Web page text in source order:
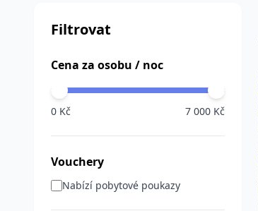
Filtrovat
Cena za osobu / noc
0 Kč 7 000 Kč
Vouchery
Nabízí pobytové poukazy